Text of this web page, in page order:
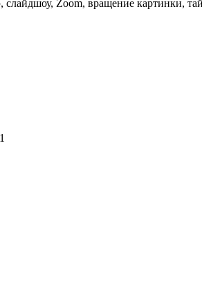
слайдшоу, Zoom, вращение картинки,